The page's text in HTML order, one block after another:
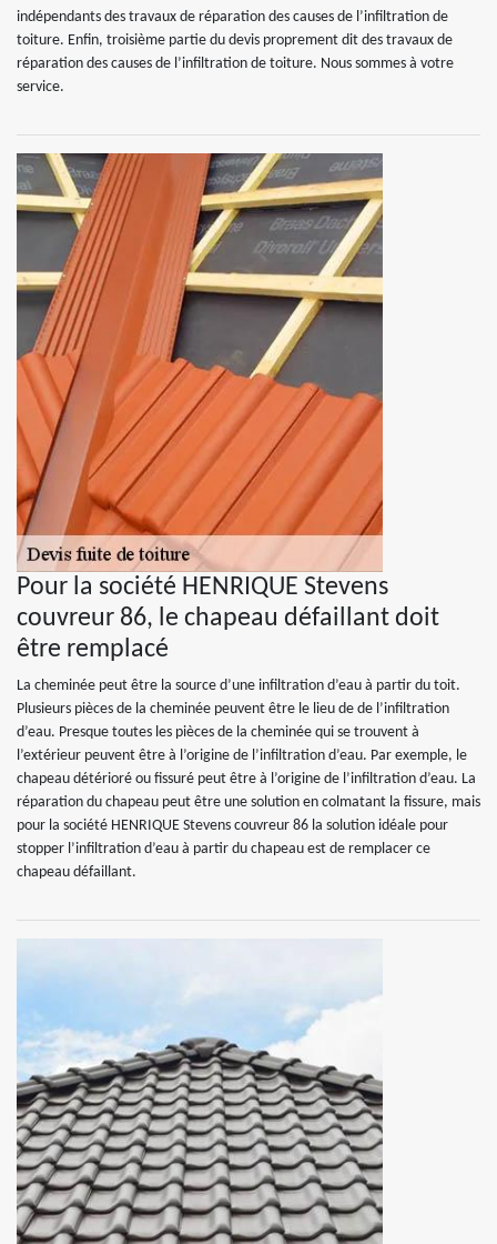
indépendants des travaux de réparation des causes de l’infiltration de
toiture. Enfin, troisième partie du devis proprement dit des travaux de
réparation des causes de l’infiltration de toiture. Nous sommes à votre
service.
Pour la société HENRIQUE Stevens
couvreur 86, le chapeau défaillant doit
être remplacé
La cheminée peut être la source d’une infiltration d’eau à partir du toit.
Plusieurs pièces de la cheminée peuvent être le lieu de de l’infiltration
d’eau. Presque toutes les pièces de la cheminée qui se trouvent à
l’extérieur peuvent être à l’origine de l’infiltration d’eau. Par exemple, le
chapeau détérioré ou fissuré peut être à l’origine de l’infiltration d’eau. La
réparation du chapeau peut être une solution en colmatant la fissure, mais
pour la société HENRIQUE Stevens couvreur 86 la solution idéale pour
stopper l’infiltration d’eau à partir du chapeau est de remplacer ce
chapeau défaillant.